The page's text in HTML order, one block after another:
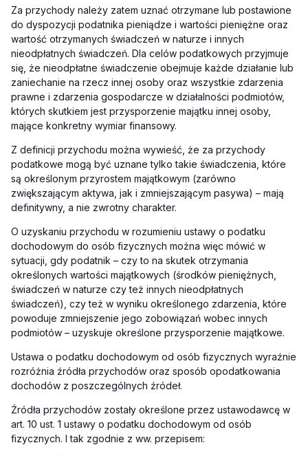
Za przychody należy zatem uznać otrzymane lub postawione
do dyspozycji podatnika pieniądze i wartości pieniężne oraz
wartość otrzymanych świadczeń w naturze i innych
nieodpłatnych świadczeń. Dla celów podatkowych przyjmuje
się, że nieodpłatne świadczenie obejmuje każde działanie lub
zaniechanie na rzecz innej osoby oraz wszystkie zdarzenia
prawne i zdarzenia gospodarcze w działalności podmiotów,
których skutkiem jest przysporzenie majątku innej osoby,
mające konkretny wymiar finansowy.
Z definicji przychodu można wywieść, że za przychody
podatkowe mogą być uznane tylko takie świadczenia, które
są określonym przyrostem majątkowym (zarówno
zwiększającym aktywa, jak i zmniejszającym pasywa) – mają
definitywny, a nie zwrotny charakter.
O uzyskaniu przychodu w rozumieniu ustawy o podatku
dochodowym do osób fizycznych można więc mówić w
sytuacji, gdy podatnik – czy to na skutek otrzymania
określonych wartości majątkowych (środków pieniężnych,
świadczeń w naturze czy też innych nieodpłatnych
świadczeń), czy też w wyniku określonego zdarzenia, które
powoduje zmniejszenie jego zobowiązań wobec innych
podmiotów – uzyskuje określone przysporzenie majątkowe.
Ustawa o podatku dochodowym od osób fizycznych wyraźnie
rozróżnia źródła przychodów oraz sposób opodatkowania
dochodów z poszczególnych źródeł.
Źródła przychodów zostały określone przez ustawodawcę w
art. 10 ust. 1 ustawy o podatku dochodowym od osób
fizycznych. I tak zgodnie z ww. przepisem: